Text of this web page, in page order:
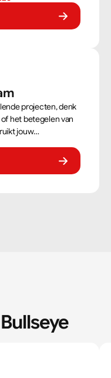
moet worden. Als
team je steentje
projecten, denk
het betegelen van
jouw
Als
met diverse taken.